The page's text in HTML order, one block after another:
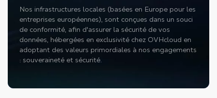
Nos infrastructures locales (basées en Europe pour les
entreprises européennes), sont conçues dans un souci
de conformité, afin d'assurer la sécurité de vos
données, hébergées en exclusivité chez OVHcloud en
adoptant des valeurs primordiales à nos engagements
: souveraineté et sécurité.